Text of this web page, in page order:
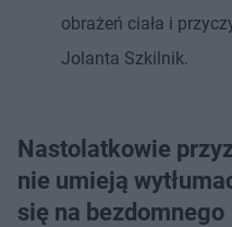
obrażeń ciała i
Jolanta Szkilnik.
Nastolatkowie
nie umieją
się na bezdomnego